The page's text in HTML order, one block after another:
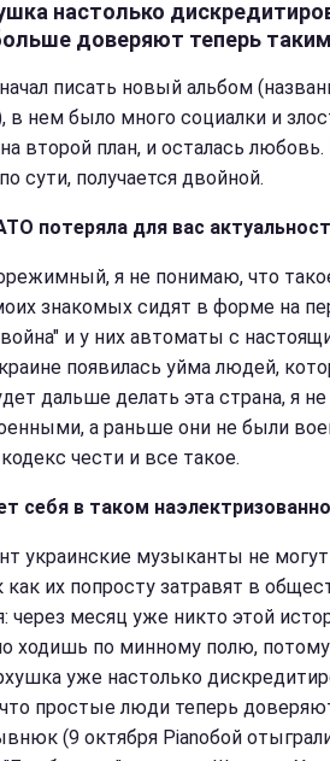
настолько
доверяют теперь
писать новый альбом
в нем было много социалки и
второй план, и осталась
сути, получается двойной.
потеряла для вас
я не понимаю, что
знакомых сидят в форме на
и у них автоматы с
появилась уйма людей,
дальше делать эта страна, я
а раньше они не были
чести и все такое.
себя в таком
украинские музыканты не могут
как их попросту затравят в
через месяц уже никто этой
ходишь по минному полю,
уже настолько
простые люди теперь
(9 октября Pianoбой